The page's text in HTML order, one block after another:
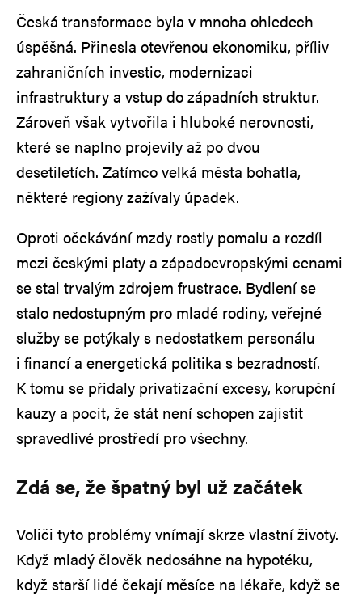
Česká transformace byla v mnoha ohledech
úspěšná. Přinesla otevřenou ekonomiku, příliv
zahraničních investic, modernizaci
infrastruktury a vstup do západních struktur.
Zároveň však vytvořila i hluboké nerovnosti,
které se naplno projevily až po dvou
desetiletích. Zatímco velká města bohatla,
některé regiony zažívaly úpadek.
Oproti očekávání mzdy rostly pomalu a rozdíl
mezi českými platy a západoevropskými cenami
se stal trvalým zdrojem frustrace. Bydlení se
stalo nedostupným pro mladé rodiny, veřejné
služby se potýkaly s nedostatkem personálu
i financí a energetická politika s bezradností.
K tomu se přidaly privatizační excesy, korupční
kauzy a pocit, že stát není schopen zajistit
spravedlivé prostředí pro všechny.
Zdá se, že špatný byl už začátek
Voliči tyto problémy vnímají skrze vlastní životy.
Když mladý člověk nedosáhne na hypotéku,
když starší lidé čekají měsíce na lékaře, když se